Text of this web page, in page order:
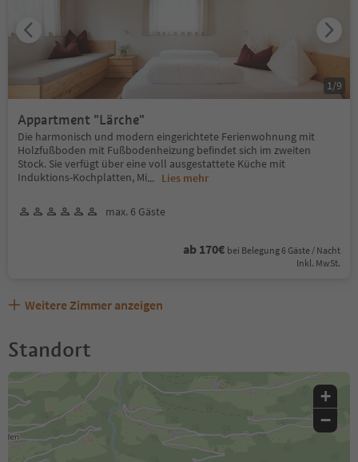
Appartment "Lärche"
Die harmonisch und modern eingerichtete Ferienwohnung mit
Holzfußboden mit Fußbodenheizung befindet sich im zweiten
Stock. Sie verfügt über eine voll ausgestattete Küche mit
Induktions-Kochplatten, Mi... Lies mehr
max. 6 Gäste
ab 170€ bei Belegung 6 Gäste / Nacht
Inkl. MwSt.
1 /9
Weitere Zimmer anzeigen
Standort
+
−